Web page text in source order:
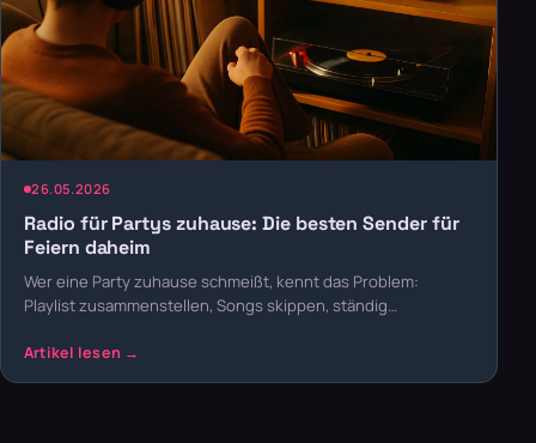
26.05.2026
Radio für Partys zuhause: Die besten Sender für
Feiern daheim
Wer eine Party zuhause schmeißt, kennt das Problem:
Playlist zusammenstellen, Songs skippen, ständig…